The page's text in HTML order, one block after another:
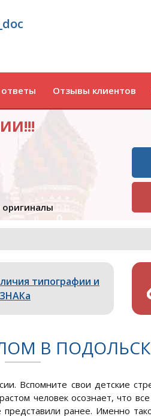
Отзывы клиентов
типографии и
В
Вспомните свои детские
человек осознает, что
ранее. Именно